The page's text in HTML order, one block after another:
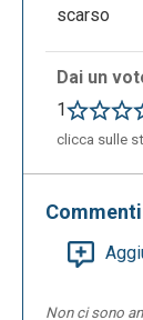
scarso
Dai un
1
clicca sulle
Non ci sono